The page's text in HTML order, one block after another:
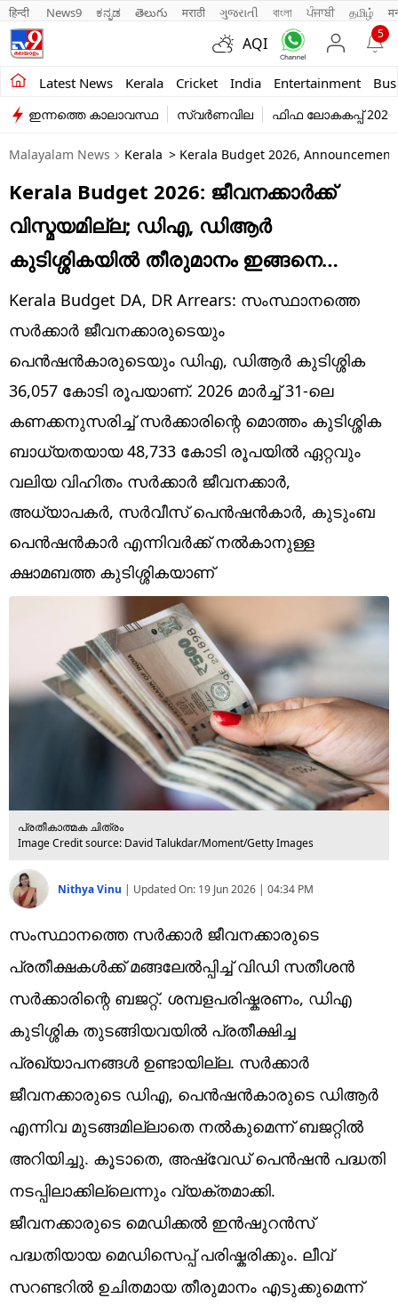
हिन्दी News9 ಕನ್ನಡ తెలుగు मराठी ગુજરાતી বাংলা ਪੰਜਾਬੀ தமிழ்
AQI
5
Latest News Kerala Cricket India Entertainment
Kerala
India
Entertainment
Business
Education
Lifestyle
world
Technology
Religion
Web Story
Short Videos
ഇന്നത്തെ കാലാവസ്ഥ സ്വർണവില ഫിഫ ലോകകപ്പ് 2026
Malayalam News Kerala > Kerala Budget 2026,
Kerala Budget 2026: ജീവനക്കാർക്ക്
വിസ്മയമില്ല; ഡിഎ, ഡിആർ
കുടിശ്ശികയിൽ തീരുമാനം ഇങ്ങനെ…
Kerala Budget DA, DR Arrears: സംസ്ഥാനത്തെ
സർക്കാർ ജീവനക്കാരുടെയും
പെൻഷൻകാരുടെയും ഡിഎ, ഡിആർ കുടിശ്ശിക
36,057 കോടി രൂപയാണ്. 2026 മാർച്ച് 31-ലെ
കണക്കനുസരിച്ച് സർക്കാരിന്റെ മൊത്തം കുടിശ്ശിക
ബാധ്യതയായ 48,733 കോടി രൂപയിൽ ഏറ്റവും
വലിയ വിഹിതം സർക്കാർ ജീവനക്കാർ,
അധ്യാപകർ, സർവീസ് പെൻഷൻകാർ, കുടുംബ
പെൻഷൻകാർ എന്നിവർക്ക് നൽകാനുള്ള
ക്ഷാമബത്ത കുടിശ്ശികയാണ്
പ്രതീകാത്മക ചിത്രം
Image Credit source: David Talukdar/Moment/Getty Images
Nithya Vinu | Updated On: 19 Jun 2026 | 04:34 PM
സംസ്ഥാനത്തെ സർക്കാർ ജീവനക്കാരുടെ
പ്രതീക്ഷകൾക്ക് മങ്ങലേൽപ്പിച്ച് വിഡി സതീശൻ
സർക്കാരിന്റെ ബജറ്റ്. ശമ്പളപരിഷ്കരണം, ഡിഎ
കുടിശ്ശിക തുടങ്ങിയവയിൽ പ്രതീക്ഷിച്ച
പ്രഖ്യാപനങ്ങൾ ഉണ്ടായില്ല. സർക്കാർ
ജീവനക്കാരുടെ ഡിഎ, പെൻഷൻകാരുടെ ഡിആർ
എന്നിവ മുടങ്ങമില്ലാതെ നൽകുമെന്ന് ബജറ്റിൽ
അറിയിച്ചു. കൂടാതെ, അഷ്വേഡ് പെൻഷൻ പദ്ധതി
നടപ്പിലാക്കില്ലെന്നും വ്യക്തമാക്കി.
ജീവനക്കാരുടെ മെഡിക്കൽ‌ ഇൻഷുറൻസ്
പദ്ധതിയായ മെഡിസെപ്പ് പരിഷ്കരിക്കും. ലീവ്
സറണ്ടറിൽ ഉചിതമായ തീരുമാനം എടുക്കുമെന്ന്